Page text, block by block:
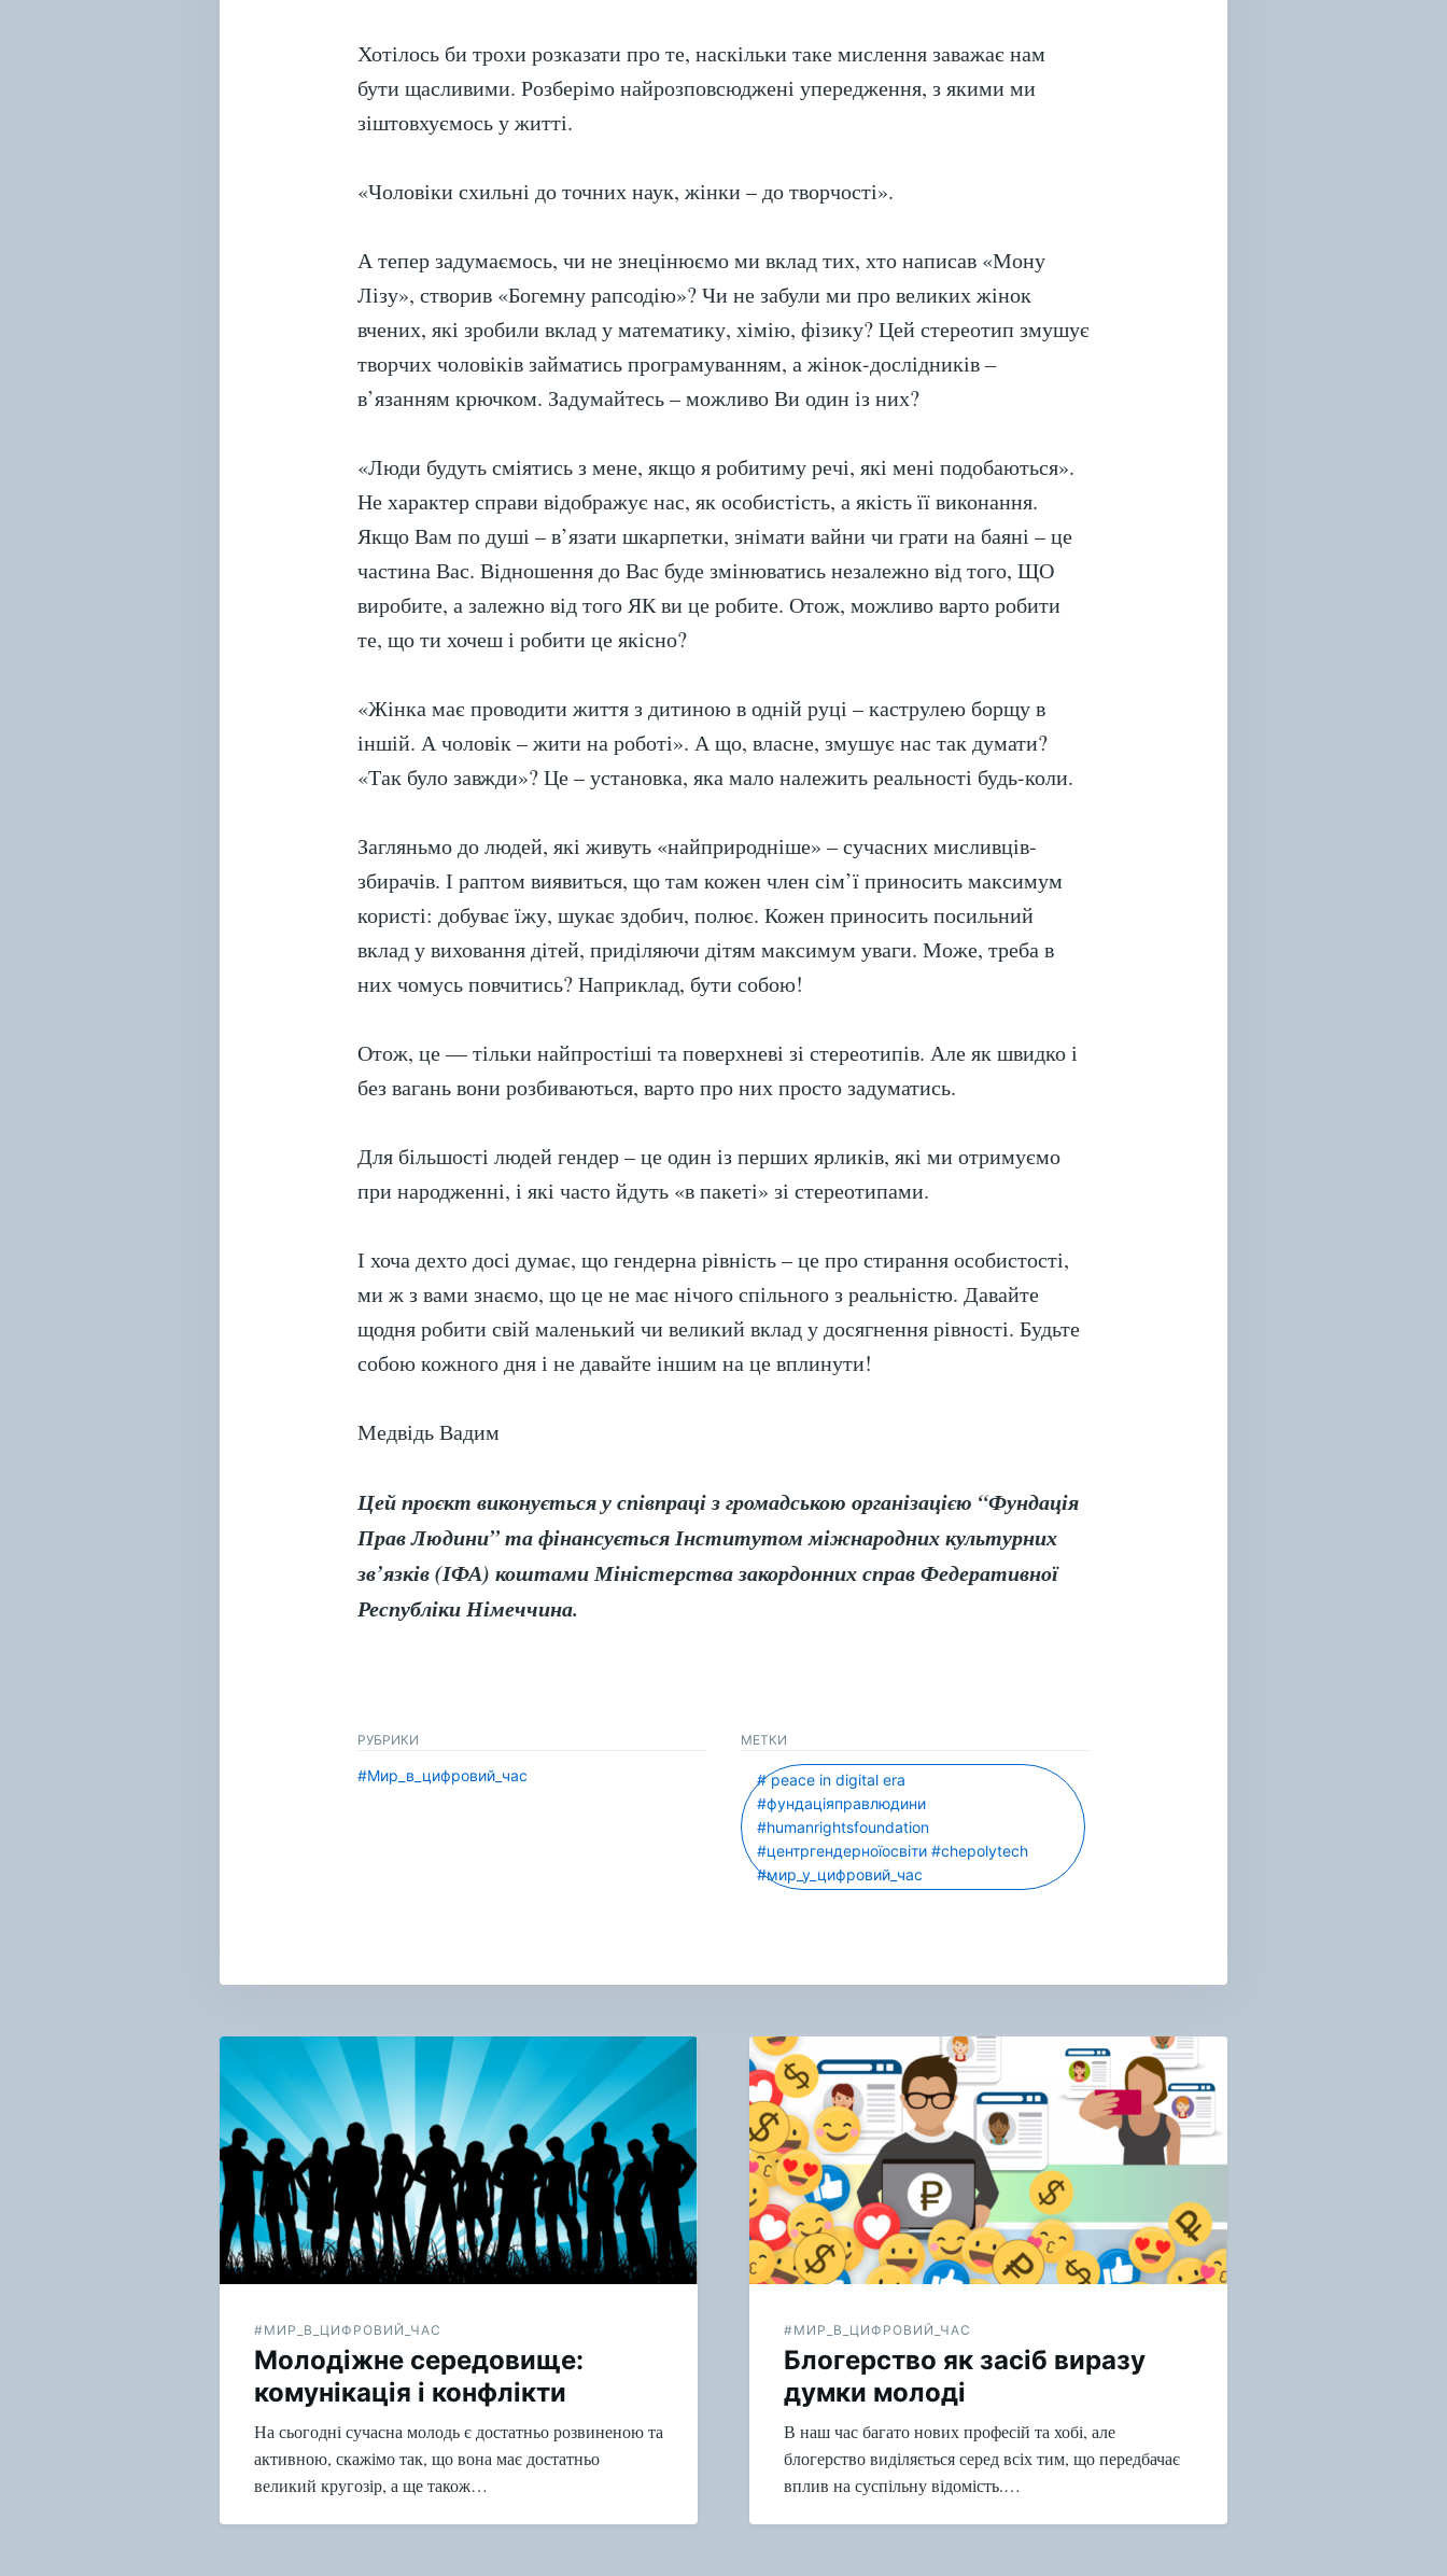
Хотілось би трохи розказати про те, наскільки таке мислення заважає нам
бути щасливими. Розберімо найрозповсюджені упередження, з якими ми
зіштовхуємось у житті.
«Чоловіки схильні до точних наук, жінки – до творчості».
А тепер задумаємось, чи не знецінюємо ми вклад тих, хто написав «Мону
Лізу», створив «Богемну рапсодію»? Чи не забули ми про великих жінок
вчених, які зробили вклад у математику, хімію, фізику? Цей стереотип змушує
творчих чоловіків займатись програмуванням, а жінок-дослідників –
в’язанням крючком. Задумайтесь – можливо Ви один із них?
«Люди будуть сміятись з мене, якщо я робитиму речі, які мені подобаються».
Не характер справи відображує нас, як особистість, а якість її виконання.
Якщо Вам по душі – в’язати шкарпетки, знімати вайни чи грати на баяні – це
частина Вас. Відношення до Вас буде змінюватись незалежно від того, ЩО
виробите, а залежно від того ЯК ви це робите. Отож, можливо варто робити
те, що ти хочеш і робити це якісно?
«Жінка має проводити життя з дитиною в одній руці – каструлею борщу в
іншій. А чоловік – жити на роботі». А що, власне, змушує нас так думати?
«Так було завжди»? Це – установка, яка мало належить реальності будь-коли.
Загляньмо до людей, які живуть «найприродніше» – сучасних мисливців-
збирачів. І раптом виявиться, що там кожен член сім’ї приносить максимум
користі: добуває їжу, шукає здобич, полює. Кожен приносить посильний
вклад у виховання дітей, приділяючи дітям максимум уваги. Може, треба в
них чомусь повчитись? Наприклад, бути собою!
Отож, це — тільки найпростіші та поверхневі зі стереотипів. Але як швидко і
без вагань вони розбиваються, варто про них просто задуматись.
Для більшості людей гендер – це один із перших ярликів, які ми отримуємо
при народженні, і які часто йдуть «в пакеті» зі стереотипами.
І хоча дехто досі думає, що гендерна рівність – це про стирання особистості,
ми ж з вами знаємо, що це не має нічого спільного з реальністю. Давайте
щодня робити свій маленький чи великий вклад у досягнення рівності. Будьте
собою кожного дня і не давайте іншим на це вплинути!
Медвідь Вадим
Цей проєкт виконується у співпраці з громадською організацією “Фундація
Прав Людини” та фінансується Інститутом міжнародних культурних
зв’язків (ІФА) коштами Міністерства закордонних справ Федеративної
Республіки Німеччина.
РУБРИКИ
#Мир_в_цифровий_час
МЕТКИ
# peace in digital era
#фундаціяправлюдини
#humanrightsfoundation
#центргендерноїосвіти #chepolytech
#мир_у_цифровий_час
Навигация
по
записям
#МИР_В_ЦИФРОВИЙ_ЧАС
Молодіжне середовище:
комунікація і конфлікти
На сьогодні сучасна молодь є достатньо розвиненою та
активною, скажімо так, що вона має достатньо
великий кругозір, а ще також…
#МИР_В_ЦИФРОВИЙ_ЧАС
Блогерство як засіб виразу
думки молоді
В наш час багато нових професій та хобі, але
блогерство виділяється серед всіх тим, що передбачає
вплив на суспільну відомість.…